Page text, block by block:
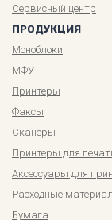
Сервисный центр
ПРОДУКЦИЯ
Моноблоки
МФУ
Принтеры
Факсы
Сканеры
Принтеры для
Аксессуары для
Расходные
Бумага